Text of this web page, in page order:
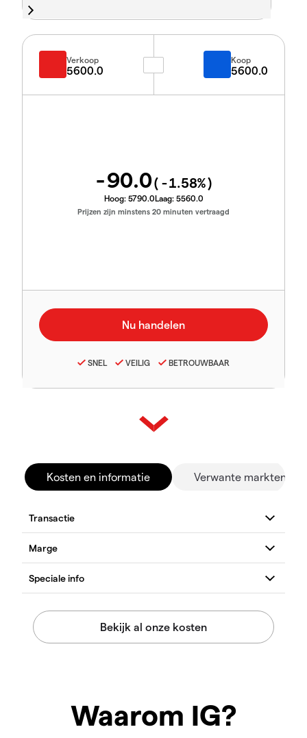
Verkoop
5600.0
Koop
5600.0
-90.0( -1.58%)
Hoog: 5790.0Laag: 5560.0
Prijzen zijn minstens 20 minuten vertraagd
SNEL VEILIG BETROUWBAAR
Kosten en informatie Verwante markten
Waarom IG?